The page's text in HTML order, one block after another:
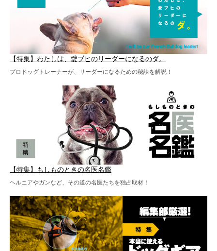
【特集】わたしは、愛ブヒのリーダーになるのダ。
プロドッグトレーナーが、リーダーになるための秘訣を解説！
【特集】もしものときの名医名鑑
ヘルニアやガンなど、その道の名医たちを独占取材！